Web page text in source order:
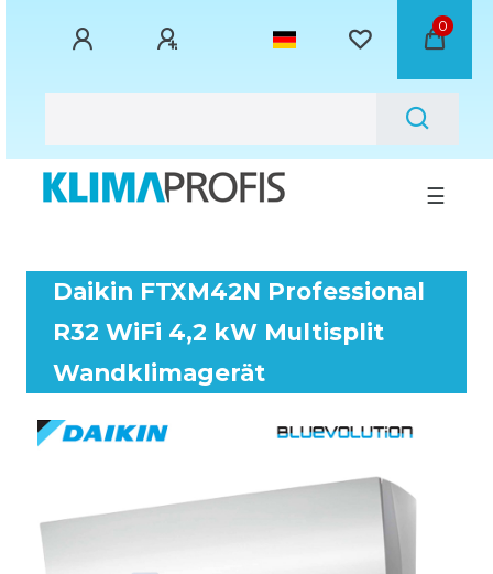
0
☰
Daikin FTXM42N Professional
R32 WiFi 4,2 kW Multisplit
Wandklimagerät